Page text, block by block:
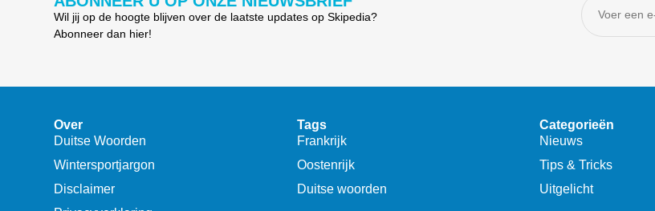
Wil jij op de hoogte blijven over de laatste updates op Skipedia?
Abonneer dan hier!
Over
Duitse Woorden
Wintersportjargon
Disclaimer
Tags
Frankrijk
Oostenrijk
Duitse woorden
Categorieën
Nieuws
Tips & Tricks
Uitgelicht